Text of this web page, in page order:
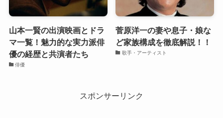
山本一賢の出演映画とドラ
マ一覧！魅力的な実力派俳
優の経歴と共演者たち
俳優
菅原洋一の妻や息子・娘な
ど家族構成を徹底解説！！
歌手・アーティスト
スポンサーリンク